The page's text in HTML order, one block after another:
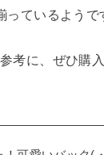
ているようで
考に、ぜひ購